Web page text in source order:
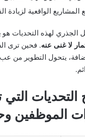
الواقعية لزيادة
الجذري لهذه التحديات هو
لا غنى عنه. فحين ترى
يتحول التطوير من
التي
الموظفين